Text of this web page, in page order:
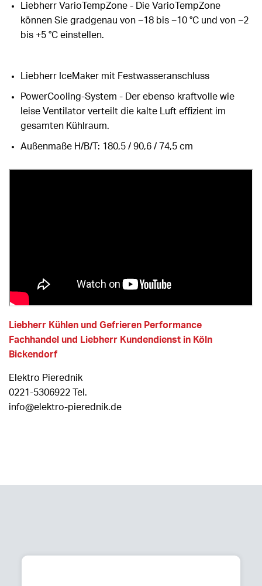
Liebherr VarioTempZone - Die VarioTempZone
können Sie gradgenau von −18 bis −10 °C und von −2
bis +5 °C einstellen.
Liebherr IceMaker mit Festwasseranschluss
PowerCooling-System - Der ebenso kraftvolle wie
leise Ventilator verteilt die kalte Luft effizient im
gesamten Kühlraum.
Außenmaße H/B/T: 180,5 / 90,6 / 74,5 cm
Liebherr Kühlen und Gefrieren Performance
Fachhandel und Liebherr Kundendienst in Köln
Bickendorf
Elektro Pierednik
0221-5306922 Tel.
info@elektro-pierednik.de